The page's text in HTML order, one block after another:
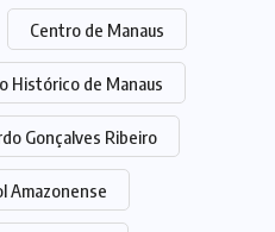
Centro de Manaus
Histórico de Manaus
Gonçalves Ribeiro
Amazonense